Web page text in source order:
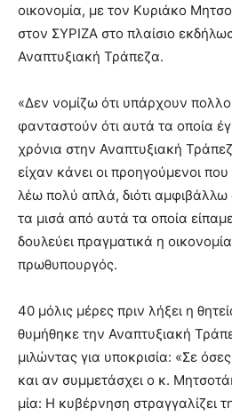
οικονομία, με τον Κυριάκο
στον ΣΥΡΙΖΑ στο πλαίσιο
Αναπτυξιακή Τράπεζα.
«Δεν νομίζω ότι υπάρχουν
φανταστούν ότι αυτά τα οποία
χρόνια στην Αναπτυξιακή
είχαν κάνει οι προηγούμενοι
λέω πολύ απλά, διότι
τα μισά από αυτά τα οποία
δουλεύει πραγματικά η
πρωθυπουργός.
40 μόλις μέρες πριν λήξει η
θυμήθηκε την Αναπτυξιακή
μιλώντας για υποκρισία: «Σε
και αν συμμετάσχει ο κ.
μία: Η κυβέρνηση στραγγαλίζει